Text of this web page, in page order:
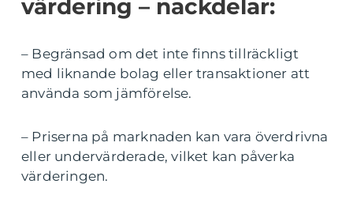
värdering – nackdelar:
– Begränsad om det inte finns tillräckligt
med liknande bolag eller transaktioner att
använda som jämförelse.
– Priserna på marknaden kan vara överdrivna
eller undervärderade, vilket kan påverka
värderingen.